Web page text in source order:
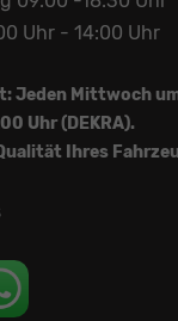
Uhr - 14:00 Uhr
Jeden Mittwoch um
Uhr (DEKRA).
Ihres